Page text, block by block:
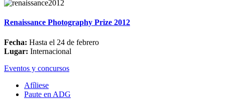
Renaissance Photography Prize 2012
Fecha: Hasta el 24 de febrero
Lugar: Internacional
Eventos y concursos
Afíliese
Paute en ADG